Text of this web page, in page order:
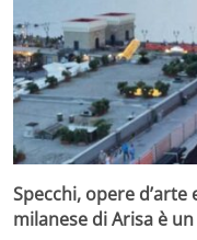
Specchi, opere d’arte
milanese di Arisa è